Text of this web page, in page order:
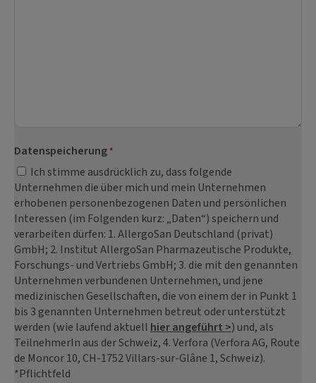
Datenspeicherung *
Ich stimme ausdrücklich zu, dass folgende
Unternehmen die über mich und mein Unternehmen
erhobenen personenbezogenen Daten und persönlichen
Interessen (im Folgenden kurz: „Daten“) speichern und
verarbeiten dürfen: 1. AllergoSan Deutschland (privat)
GmbH; 2. Institut AllergoSan Pharmazeutische Produkte,
Forschungs- und Vertriebs GmbH; 3. die mit den genannten
Unternehmen verbundenen Unternehmen, und jene
medizinischen Gesellschaften, die von einem der in Punkt 1
bis 3 genannten Unternehmen betreut oder unterstützt
werden (wie laufend aktuellhier angeführt >) und, als
TeilnehmerIn aus der Schweiz, 4. Verfora (Verfora AG, Route
de Moncor 10, CH-1752 Villars-sur-Glâne 1, Schweiz).
*Pflichtfeld